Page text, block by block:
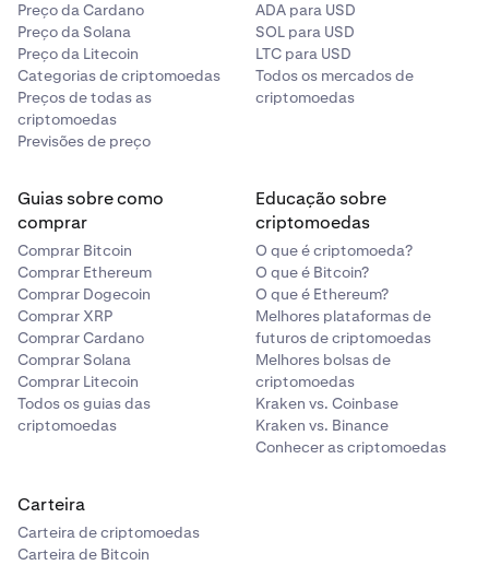
Preço da Cardano
Preço da Solana
Preço da Litecoin
Categorias de criptomoedas
Preços de todas as
criptomoedas
Previsões de preço
ADA para USD
SOL para USD
LTC para USD
Todos os mercados de
criptomoedas
Guias sobre como
comprar
Comprar Bitcoin
Comprar Ethereum
Comprar Dogecoin
Comprar XRP
Comprar Cardano
Comprar Solana
Comprar Litecoin
Todos os guias das
criptomoedas
Educação sobre
criptomoedas
O que é criptomoeda?
O que é Bitcoin?
O que é Ethereum?
Melhores plataformas de
futuros de criptomoedas
Melhores bolsas de
criptomoedas
Kraken vs. Coinbase
Kraken vs. Binance
Conhecer as criptomoedas
Carteira
Carteira de criptomoedas
Carteira de Bitcoin